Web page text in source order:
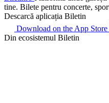
tine. Bilete pentru concerte,
Descarcă aplicația Biletin
Download on the App Store
Din ecosistemul Biletin